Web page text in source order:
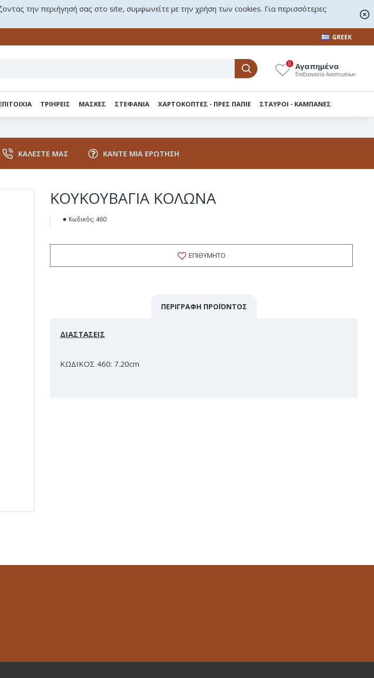
την περιήγησή σας στο site, συμφωνείτε με την χρήση των cookies. Για περισσότερες
GREEK
Αγαπημένα
Επεξεργασία Αγαπημένων
0
ΤΡΙΗΡΕΙΣ ΜΑΣΚΕΣ ΣΤΕΦΑΝΙΑ ΧΑΡΤΟΚΟΠΤΕΣ - ΠΡΕΣ ΠΑΠΙΕ ΣΤΑΥΡΟΙ - KΑΜΠΑΝΕΣ
ΚΑΛΈΣΤΕ ΜΑΣ ΚΆΝΤΕ ΜΙΑ ΕΡΏΤΗΣΗ
ΚΟΥΚΟΥΒΑΓΙΑ ΚΟΛΩΝΑ
Κωδικός: 460
ΕΠΙΘΥΜΗΤΌ
ΠΕΡΙΓΡΑΦΉ ΠΡΟΪΌΝΤΟΣ
ΔΙΑΣΤΑΣΕΙΣ
ΚΩΔΙΚΟΣ 460: 7.20cm